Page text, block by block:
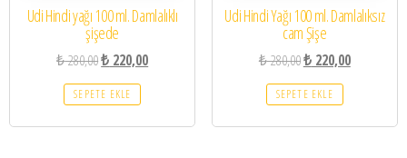
Udi Hindi yağı 100 ml. Damlalıklı
şişede
₺280,00₺ 220,00
SEPETE EKLE
Udi Hindi Yağı 100 ml. Damlalıksız
cam Şişe
₺280,00₺220,00
SEPETE EKLE